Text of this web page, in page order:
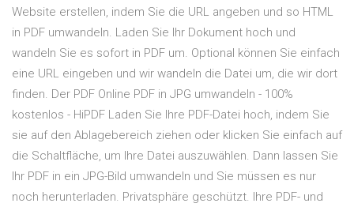
Website erstellen, indem Sie die URL angeben und so HTML
in PDF umwandeln. Laden Sie Ihr Dokument hoch und
wandeln Sie es sofort in PDF um. Optional können Sie einfach
eine URL eingeben und wir wandeln die Datei um, die wir dort
finden. Der PDF Online PDF in JPG umwandeln - 100%
kostenlos - HiPDF Laden Sie Ihre PDF-Datei hoch, indem Sie
sie auf den Ablagebereich ziehen oder klicken Sie einfach auf
die Schaltfläche, um Ihre Datei auszuwählen. Dann lassen Sie
Ihr PDF in ein JPG-Bild umwandeln und Sie müssen es nur
noch herunterladen. Privatsphäre geschützt. Ihre PDF- und